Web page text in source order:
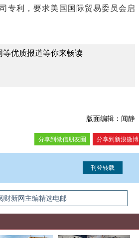
专利，要求美国国际贸易委员会启
等优质报道等你来畅读
版面编辑：闻静
分享到新浪微博
分享到微信朋友圈
转载。
财新网主编精选电邮